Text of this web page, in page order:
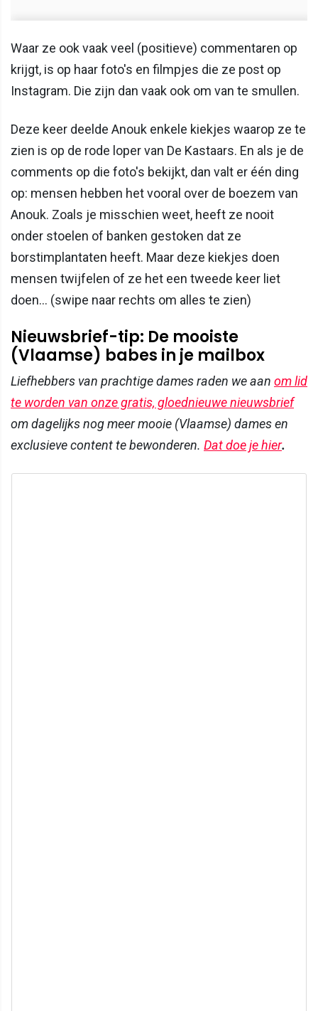
Waar ze ook vaak veel (positieve) commentaren op
krijgt, is op haar foto's en filmpjes die ze post op
Instagram. Die zijn dan vaak ook om van te smullen.
Deze keer deelde Anouk enkele kiekjes waarop ze te
zien is op de rode loper van De Kastaars. En als je de
comments op die foto's bekijkt, dan valt er één ding
op: mensen hebben het vooral over de boezem van
Anouk. Zoals je misschien weet, heeft ze nooit
onder stoelen of banken gestoken dat ze
borstimplantaten heeft. Maar deze kiekjes doen
mensen twijfelen of ze het een tweede keer liet
doen... (swipe naar rechts om alles te zien)
Nieuwsbrief-tip: De mooiste
(Vlaamse) babes in je mailbox
Liefhebbers van prachtige dames raden we aan om lid
te worden van onze gratis, gloednieuwe nieuwsbrief
om dagelijks nog meer mooie (Vlaamse) dames en
exclusieve content te bewonderen. Dat doe je hier.